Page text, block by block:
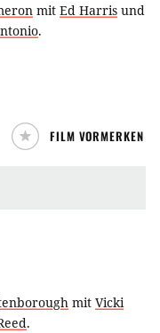
mit Ed Harris und
.
FILM VORMERKEN
mit Vicki
.